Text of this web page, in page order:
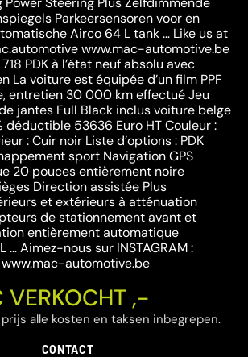
Parkeersensoren voor en
Airco 64 L tank … Like us at
www.mac-automotive.be
PDK à l’état neuf absolu avec
La voiture est équipée d’un film PPF
entretien 30 000 km effectué Jeu
jantes Full Black inclus voiture belge
déductible 53636 Euro HT Couleur :
: Cuir noir Liste d’options : PDK
sport Navigation GPS
20 pouces entièrement noire
Direction assistée Plus
et extérieurs à atténuation
de stationnement avant et
entièrement automatique
… Aimez-nous sur INSTAGRAM :
automotive.be
,-
alle kosten en taksen inbegrepen.
CONTACT